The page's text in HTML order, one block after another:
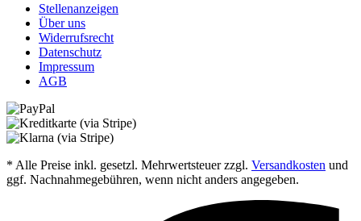
Stellenanzeigen
Über uns
Widerrufsrecht
Datenschutz
Impressum
AGB
* Alle Preise inkl. gesetzl. Mehrwertsteuer zzgl. Versandkosten und
ggf. Nachnahmegebühren, wenn nicht anders angegeben.